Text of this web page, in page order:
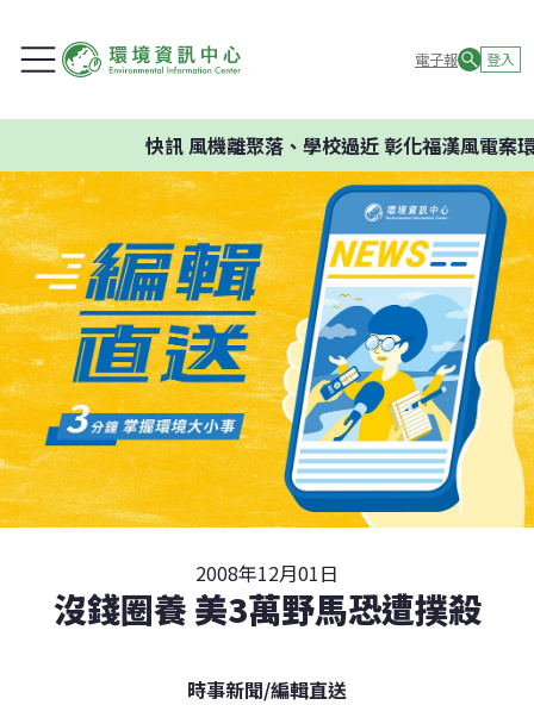
電子報 登入
快訊風機離聚落、學校過近 彰化福漢風電案環
2008年12月01日
沒錢圈養 美3萬野馬恐遭撲殺
時事新聞/編輯直送